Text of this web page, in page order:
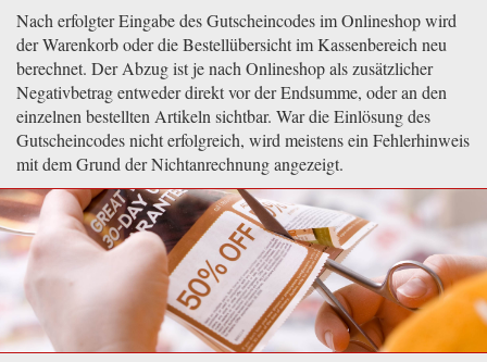
Nach erfolgter Eingabe des Gutscheincodes im Onlineshop wird
der Warenkorb oder die Bestellübersicht im Kassenbereich neu
berechnet. Der Abzug ist je nach Onlineshop als zusätzlicher
Negativbetrag entweder direkt vor der Endsumme, oder an den
einzelnen bestellten Artikeln sichtbar. War die Einlösung des
Gutscheincodes nicht erfolgreich, wird meistens ein Fehlerhinweis
mit dem Grund der Nichtanrechnung angezeigt.